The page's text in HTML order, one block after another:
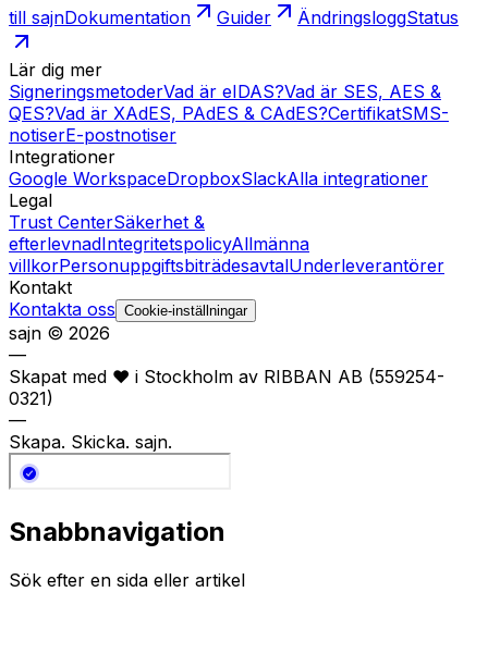
till sajnDokumentation Guider ÄndringsloggStatus
Lär dig mer
SigneringsmetoderVad är eIDAS?Vad är SES, AES &
QES?Vad är XAdES, PAdES & CAdES?CertifikatSMS-
notiserE-postnotiser
Integrationer
Google WorkspaceDropboxSlackAlla integrationer
Legal
Trust CenterSäkerhet &
efterlevnadIntegritetspolicyAllmänna
villkorPersonuppgiftsbiträdesavtalUnderleverantörer
Kontakt
Kontakta oss Cookie-inställningar
sajn © 2026
—
Skapat med ❤️ i Stockholm av RIBBAN AB (559254-
0321)
—
Skapa. Skicka. sajn.
Snabbnavigation
Sök efter en sida eller artikel